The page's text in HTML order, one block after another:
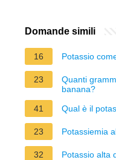
Domande simili
16 Potassio
23
Quanti
banana?
41
Qual è il
23 Potassiemia
32 Potassio alta